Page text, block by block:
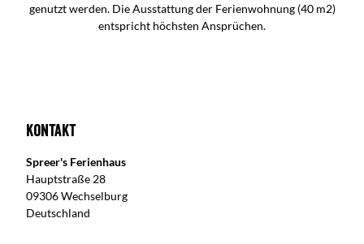
genutzt werden. Die Ausstattung der Ferienwohnung (40 m2)
entspricht höchsten Ansprüchen.
Kontakt
Spreer's Ferienhaus
Hauptstraße 28
09306 Wechselburg
Deutschland